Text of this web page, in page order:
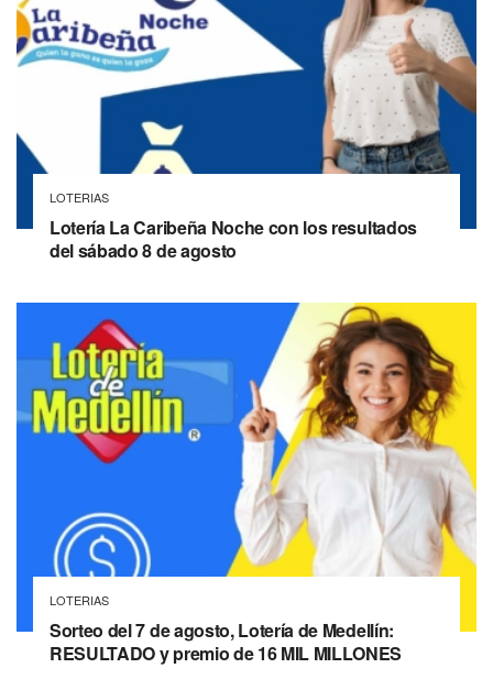
LOTERIAS
Lotería La Caribeña Noche con los resultados
del sábado 8 de agosto
LOTERIAS
Sorteo del 7 de agosto, Lotería de Medellín:
RESULTADO y premio de 16 MIL MILLONES